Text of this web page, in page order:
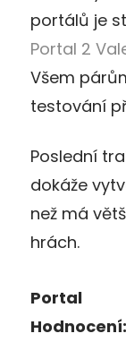
portálů je
Portal 2
Všem
testování
Poslední
dokáže
než má
hrách.
Portal